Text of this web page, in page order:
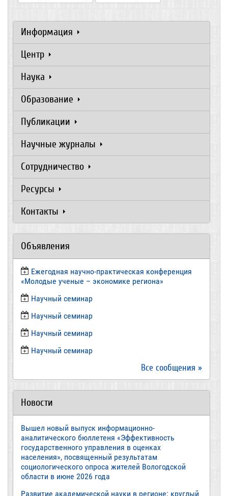
Информация
Центр
Наука
Образование
Публикации
Научные журналы
Сотрудничество
Ресурсы
Контакты
Объявления
Ежегодная научно-практическая конференция
«Молодые ученые – экономике региона»
​Научный семинар
​Научный семинар
Научный семинар
​Научный семинар
Все сообщения »
Новости
Вышел новый выпуск информационно-
аналитического бюллетеня «Эффективность
государственного управления в оценках
населения», посвященный результатам
социологического опроса жителей Вологодской
области в июне 2026 года
Развитие академической науки в регионе: круглый